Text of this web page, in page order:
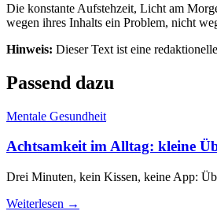
Die konstante Aufstehzeit, Licht am
wegen ihres Inhalts ein Problem, nicht
Hinweis: Dieser Text ist eine
Passend dazu
Mentale Gesundheit
Achtsamkeit im Alltag: kleine
Drei Minuten, kein Kissen, keine App:
Weiterlesen →